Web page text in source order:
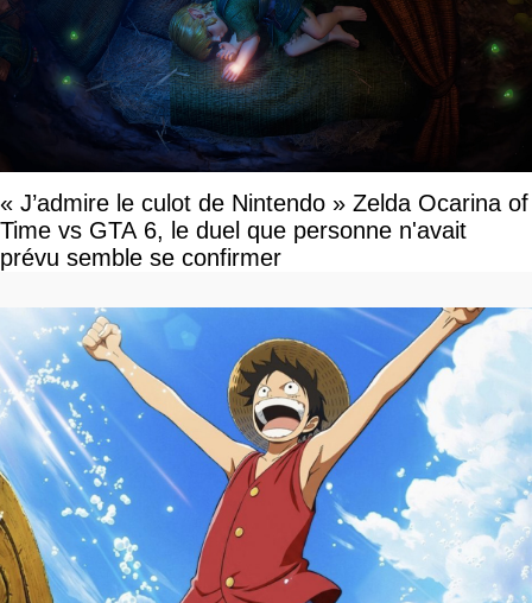
« J’admire le culot de Nintendo » Zelda Ocarina of
Time vs GTA 6, le duel que personne n'avait
prévu semble se confirmer